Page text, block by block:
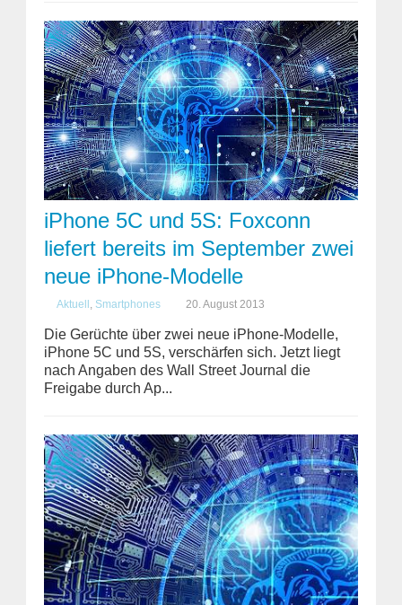
iPhone 5C und 5S: Foxconn
liefert bereits im September zwei
neue iPhone-Modelle
Aktuell Smartphones 20. August 2013
Die Gerüchte über zwei neue iPhone-Modelle,
iPhone 5C und 5S, verschärfen sich. Jetzt liegt
nach Angaben des Wall Street Journal die
Freigabe durch Ap...